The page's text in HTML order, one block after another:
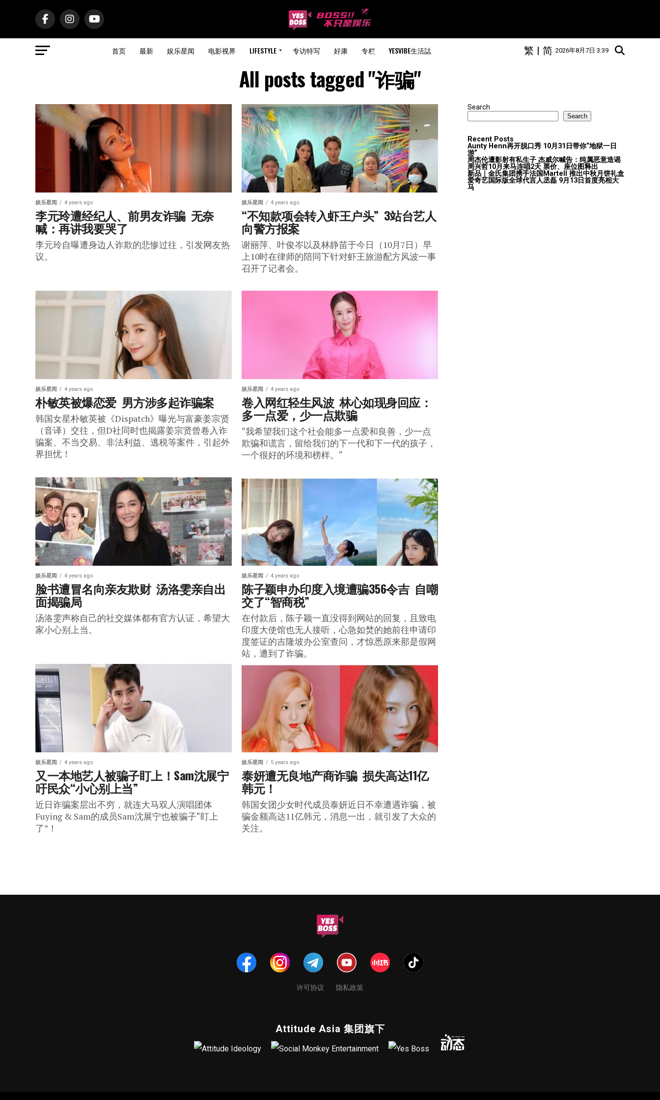
首页 最新 娱乐星闻 电影视界 LIFESTYLE 专访特写 好康 专栏 YESVIBE生活誌 2026年8月7日 3:39
简
|
繁
All posts tagged "诈骗"
娱乐星闻 4 years ago
李元玲遭经纪人、前男友诈骗  无奈
喊：再讲我要哭了
李元玲自曝遭身边人诈欺的悲惨过往，引发网友热
议。
娱乐星闻 4 years ago
“不知款项会转入虾王户头”  3站台艺人
向警方报案
谢丽萍、叶俊岑以及林静苗于今日（10月7日）早
上10时在律师的陪同下针对虾王旅游配方风波一事
召开了记者会。
娱乐星闻 4 years ago
朴敏英被爆恋爱  男方涉多起诈骗案
韩国女星朴敏英被《Dispatch》曝光与富豪姜宗贤
（音译）交往，但D社同时也揭露姜宗贤曾卷入诈
骗案、不当交易、非法利益、逃税等案件，引起外
界担忧！
娱乐星闻 4 years ago
卷入网红轻生风波  林心如现身回应：
多一点爱，少一点欺骗
“我希望我们这个社会能多一点爱和良善，少一点
欺骗和谎言，留给我们的下一代和下一代的孩子，
一个很好的环境和榜样。“
娱乐星闻 4 years ago
脸书遭冒名向亲友欺财  汤洛雯亲自出
面揭骗局
汤洛雯声称自己的社交媒体都有官方认证，希望大
家小心别上当。
娱乐星闻 4 years ago
陈子颖申办印度入境遭骗356令吉  自嘲
交了“智商税”
在付款后，陈子颖一直没得到网站的回复，且致电
印度大使馆也无人接听，心急如焚的她前往申请印
度签证的吉隆坡办公室查问，才惊悉原来那是假网
站，遭到了诈骗。
娱乐星闻 4 years ago
又一本地艺人被骗子盯上！Sam沈展宁
吁民众“小心别上当”
近日诈骗案层出不穷，就连大马双人演唱团体
Fuying & Sam的成员Sam沈展宁也被骗子“盯上
了”！
娱乐星闻 5 years ago
泰妍遭无良地产商诈骗  损失高达11亿
韩元！
韩国女团少女时代成员泰妍近日不幸遭遇诈骗，被
骗金额高达11亿韩元，消息一出，就引发了大众的
关注。
Search
Search
Recent Posts
Aunty Henn再开脱口秀 10月31日带你“地狱一日
游”
周杰伦遭影射有私生子 杰威尔喊告：纯属恶意造谣
周兴哲10月来马连唱2天 票价、座位图释出
新品｜金氏集团携手法国Martell 推出中秋月饼礼盒
爱奇艺国际版全球代言人丞磊 9月13日首度亮相大
马
许可协议 隐私政策
Attitude Asia 集团旗下